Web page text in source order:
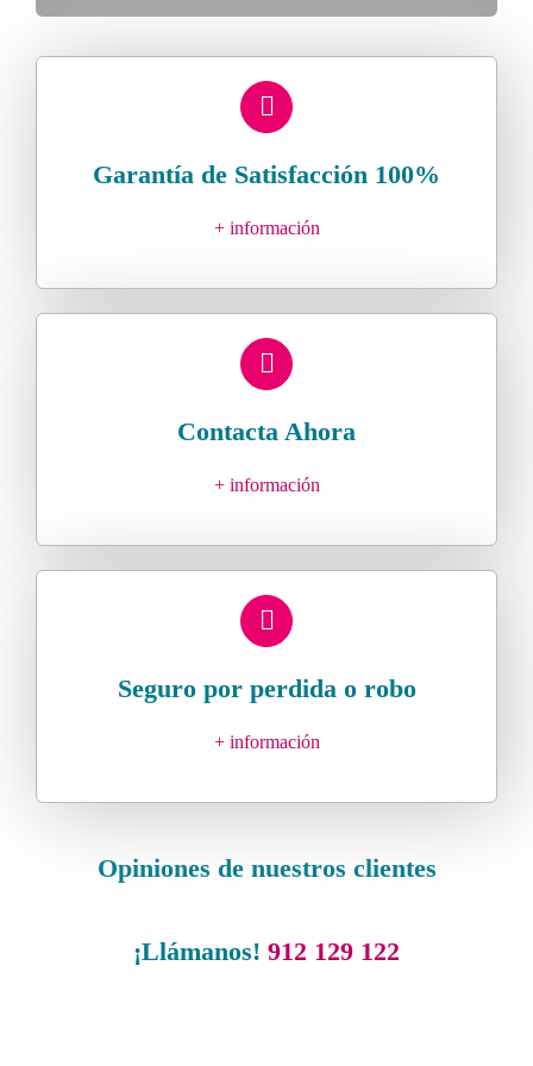
Garantía de Satisfacción 100%
+ información
Contacta Ahora
+ información
Seguro por perdida o robo
+ información
Opiniones de nuestros clientes
¡Llámanos! 912 129 122